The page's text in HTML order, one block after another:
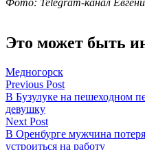
Фото: Telegram-канал
Это может быть
Медногорск
Навигация
по
записям
Previous Post
В Бузулуке на пешеходном
девушку
Next Post
В Оренбурге мужчина
устроиться на работу